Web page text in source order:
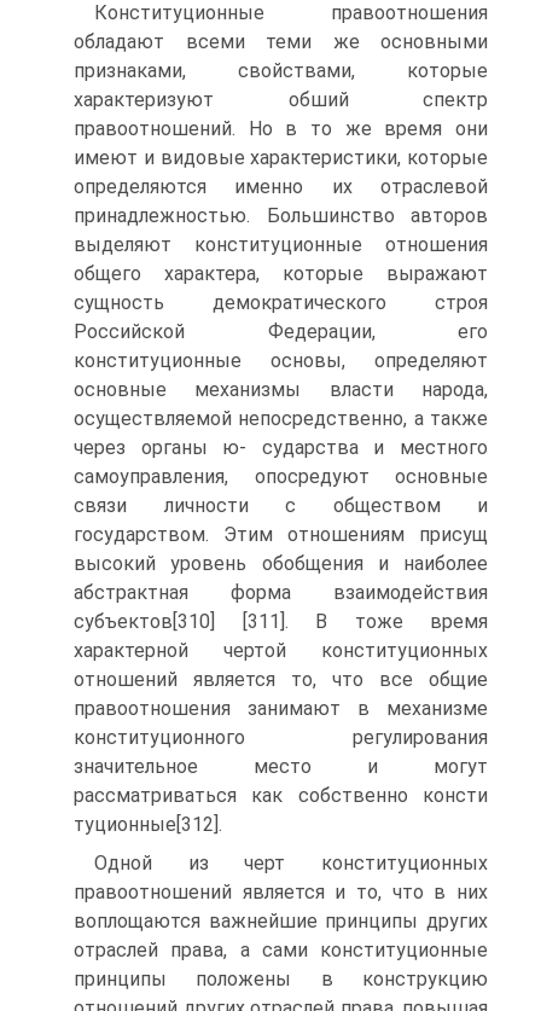
Конституционные правоотношения
обладают всеми теми же основными
признаками, свойствами, которые
характеризуют обший спектр
правоотношений. Но в то же время они
имеют и видовые характеристики, которые
определяются именно их отраслевой
принадлежностью. Большинство авторов
выделяют конституционные отношения
общего характера, которые выражают
сущность демократического строя
Российской Федерации, его
конституционные основы, определяют
основные механизмы власти народа,
осуществляемой непосредственно, а также
через органы ю- сударства и местного
самоуправления, опосредуют основные
связи личности с обществом и
государством. Этим отношениям присущ
высокий уровень обобщения и наиболее
абстрактная форма взаимодействия
субъектов[310] [311]. В тоже время
характерной чертой конституционных
отношений является то, что все общие
правоотношения занимают в механизме
конституционного регулирования
значительное место и могут
рассматриваться как собственно консти
туционные[312].
Одной из черт конституционных
правоотношений является и то, что в них
воплощаются важнейшие принципы других
отраслей права, а сами конституционные
принципы положены в конструкцию